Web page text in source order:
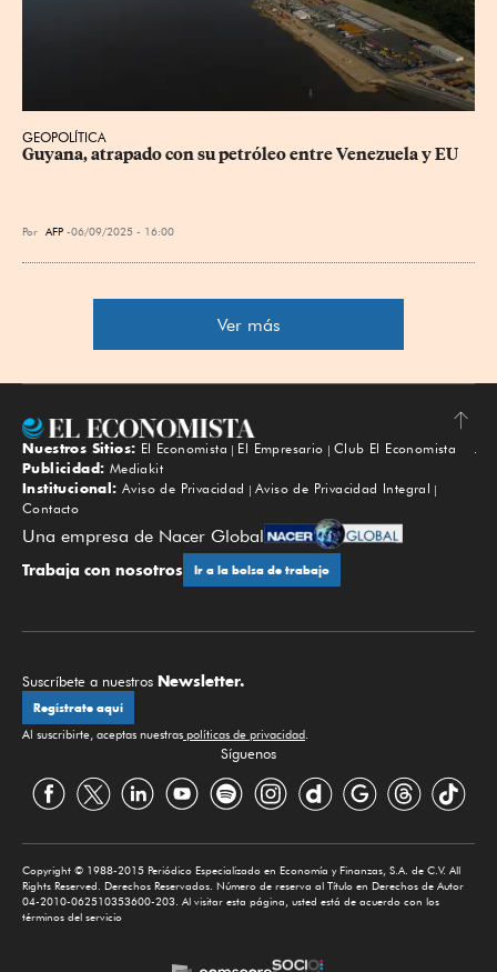
GEOPOLÍTICA
Guyana, atrapado con su petróleo entre Venezuela y EU
Por AFP 06/09/2025 - 16:00
Ver más
Subir
Nuestros Sitios: El Economista El Empresario
Club El Economista
Publicidad: Mediakit
Institucional: Aviso de Privacidad
Aviso de Privacidad Integral
Contacto
Una empresa de Nacer Global
Trabaja con nosotros Ir a la bolsa de trabajo
Suscríbete a nuestros Newsletter.
Regístrate aquí
Al suscribirte, aceptas nuestras políticas de privacidad.
Síguenos
Copyright © 1988-2015 Periódico Especializado en Economía y Finanzas, S.A. de C.V. All
Rights Reserved. Derechos Reservados. Número de reserva al Título en Derechos de Autor
04-2010-062510353600-203. Al visitar esta página, usted está de acuerdo con los
términos del servicio